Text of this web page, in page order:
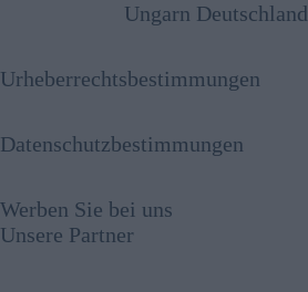
Ungarn Deutschland
Urheberrechtsbestimmungen
Datenschutzbestimmungen
Werben Sie bei uns
Unsere Partner